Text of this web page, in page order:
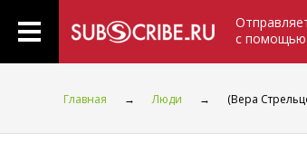
с помощью
Главная → Люди → (Вера